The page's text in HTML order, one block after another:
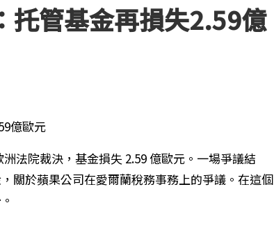
托管基金再損失2.59億
法院裁決，基金損失 2.59 億歐元。一場爭議結
關於蘋果公司在愛爾蘭稅務事務上的爭議。在這個